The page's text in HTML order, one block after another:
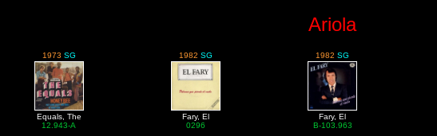
Ariola
1973 SG
Equals, The
12.943-A
1982 SG
Fary, El
0296
1982 SG
Fary, El
B-103.963